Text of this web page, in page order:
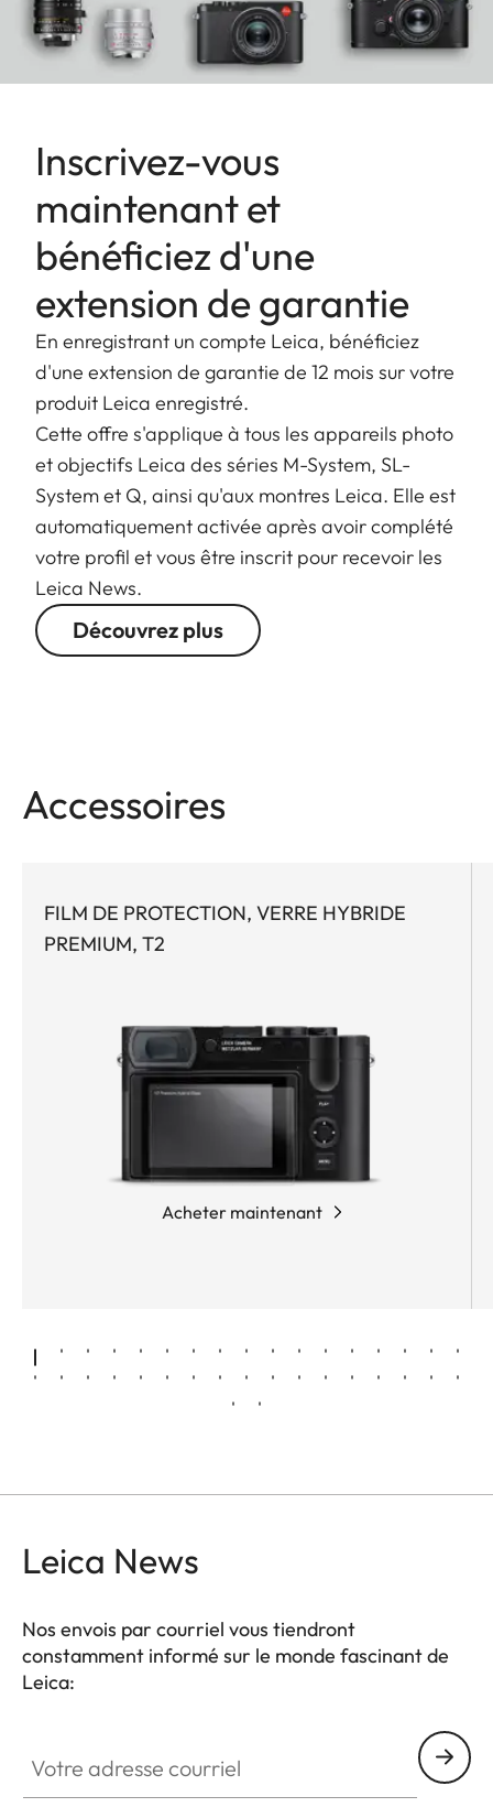
Inscrivez-vous
maintenant et
bénéficiez d'une
extension de garantie
En enregistrant un compte Leica, bénéficiez
d'une extension de garantie de 12 mois sur votre
produit Leica enregistré.
Cette offre s'applique à tous les appareils photo
et objectifs Leica des séries M-System, SL-
System et Q, ainsi qu'aux montres Leica. Elle est
automatiquement activée après avoir complété
votre profil et vous être inscrit pour recevoir les
Leica News.
Découvrez plus
Accessoires
FILM DE PROTECTION, VERRE HYBRIDE
PREMIUM, T2
Acheter maintenant
Leica News
Nos envois par courriel vous tiendront
constamment informé sur le monde fascinant de
Leica: